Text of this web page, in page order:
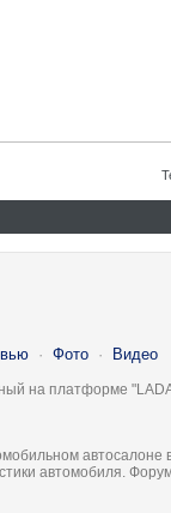
· Фото · Видео
на платформе
автомобиля.